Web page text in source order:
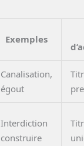
Exemples
Canalisation,
égout
Interdiction
construire